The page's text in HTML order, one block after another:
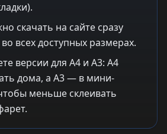
скачать на сайте сразу
всех доступных размерах.
версии для A4 и A3: A4
дома, а A3 — в мини-
меньше склеивать